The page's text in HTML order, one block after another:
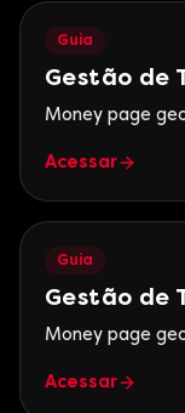
Guia
Gestão de
Money page
Acessar
Guia
Gestão de
Money page
Acessar